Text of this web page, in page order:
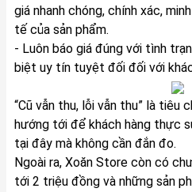
giá nhanh chóng, chính xác,
tế của sản phẩm.
- Luôn báo giá đúng với tình
biệt uy tín tuyệt đối đối với
“Cũ vẫn thu, lỗi vẫn thu” là tiêu
hướng tới để khách hàng thực
tại đây mà không cần đắn đo.
Ngoài ra, Xoăn Storecòn có
tới 2 triệu đồng và những sản